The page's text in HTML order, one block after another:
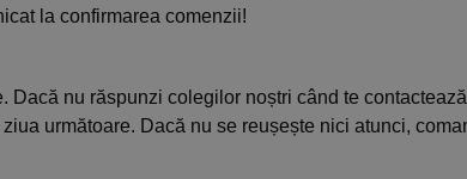
la confirmarea comenzii!
Dacă nu răspunzi colegilor noștri când te
următoare. Dacă nu se reușește nici atunci,